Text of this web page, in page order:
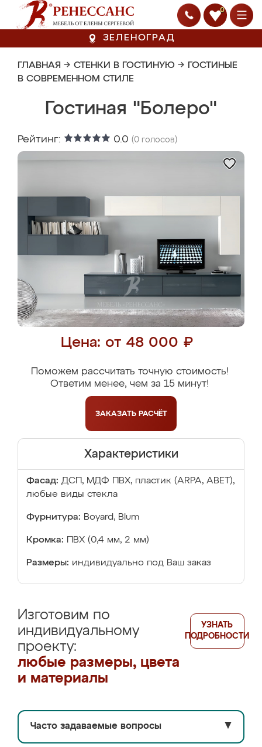
0
ЗЕЛЕНОГРАД
ГЛАВНАЯ → СТЕНКИ В ГОСТИНУЮ → ГОСТИНЫЕ
В СОВРЕМЕННОМ СТИЛЕ
Гостиная "Болеро"
Рейтинг: 0.0 (0 голосов)
Цена: от 48 000 ₽
Поможем рассчитать точную стоимость!
Ответим менее, чем за 15 минут!
ЗАКАЗАТЬ РАСЧЁТ
Характеристики
Фасад: ДСП, МДФ ПВХ, пластик (ARPA, ABET),
любые виды стекла
Фурнитура: Boyard, Blum
Кромка: ПВХ (0,4 мм, 2 мм)
Размеры: индивидуально под Ваш заказ
Изготовим по
индивидуальному
проекту:
любые размеры, цвета
и материалы
УЗНАТЬ
ПОДРОБНОСТИ
Часто задаваемые вопросы ▼